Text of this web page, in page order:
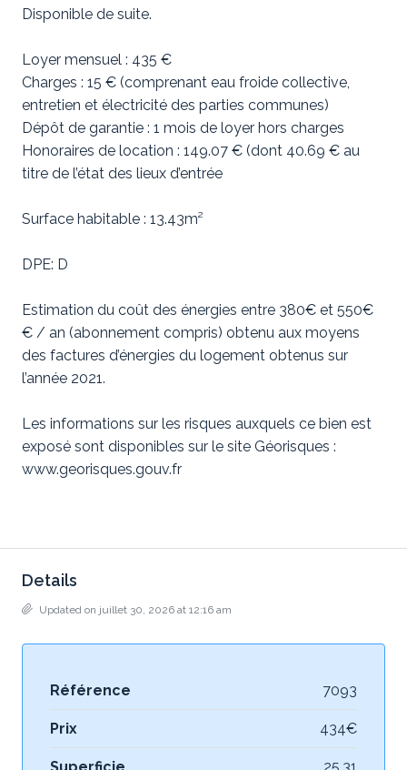
Disponible de suite.
Loyer mensuel : 435 €
Charges : 15 € (comprenant eau froide collective,
entretien et électricité des parties communes)
Dépôt de garantie : 1 mois de loyer hors charges
Honoraires de location : 149.07 € (dont 40.69 € au
titre de l’état des lieux d’entrée
Surface habitable : 13.43m²
DPE: D
Estimation du coût des énergies entre 380€ et 550€
€ / an (abonnement compris) obtenu aux moyens
des factures d’énergies du logement obtenus sur
l’année 2021.
Les informations sur les risques auxquels ce bien est
exposé sont disponibles sur le site Géorisques :
www.georisques.gouv.fr
Details
Updated on juillet 30, 2026 at 12:16 am
Référence 7093
Prix 434€